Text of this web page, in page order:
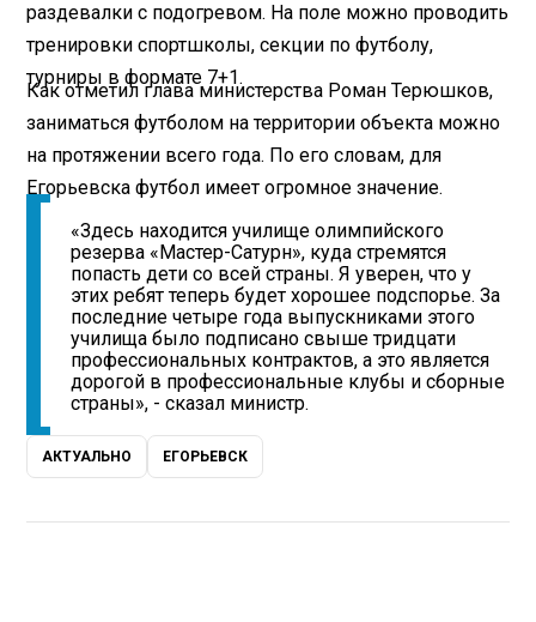
раздевалки с подогревом. На поле можно проводить
тренировки спортшколы, секции по футболу,
турниры в формате 7+1.
Как отметил глава министерства Роман Терюшков,
заниматься футболом на территории объекта можно
на протяжении всего года. По его словам, для
Егорьевска футбол имеет огромное значение.
«Здесь находится училище олимпийского
резерва «Мастер-Сатурн», куда стремятся
попасть дети со всей страны. Я уверен, что у
этих ребят теперь будет хорошее подспорье. За
последние четыре года выпускниками этого
училища было подписано свыше тридцати
профессиональных контрактов, а это является
дорогой в профессиональные клубы и сборные
страны», - сказал министр.
АКТУАЛЬНО ЕГОРЬЕВСК